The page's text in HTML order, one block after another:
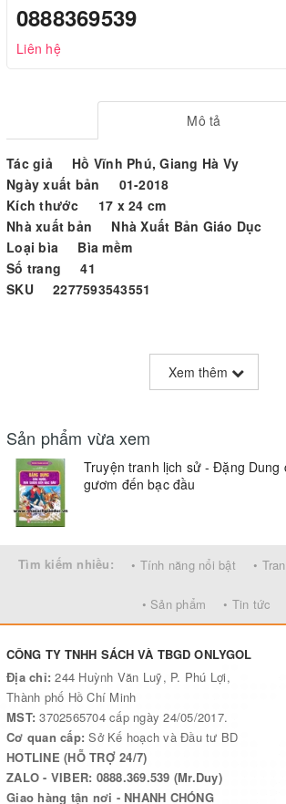
0888369539
Liên hệ
Mô tả
Tác giả Hồ Vĩnh Phú, Giang Hà Vy
Ngày xuất bản 01-2018
Kích thước 17 x 24 cm
Nhà xuất bản Nhà Xuất Bản Giáo Dục
Loại bìa Bìa mềm
Số trang 41
SKU 2277593543551
Trên tay các em là những cuốn truyện tranh
cuộc thi Biên soạn Truyện tranh lịch sử theo
Bộ truyện tranh này tái hiện lịch sử dân tộc từ
đến cuối thế kỷ XX. Những sự kiện, địa danh
biểu qua các thời ký lịch sử đuợc minh hoạ
sinh động, hấp dẫn.
Qua từng câu chuyện, các em sẽ hiểu biết
nuớc và giũ nuớc của dân tộc trong suốt
nhuần những giá trị lịch sử do cha ông dày
sẽ thấu hiểu những nét văn hoá, phẩm chất
hương cùng sự tri ân các anh hùng dân tộc
hữu ích giúp các em tiến bước vững vàng trên
nhập mai sau.
Hy vọng những cuốn truyện tranh lịch sử này
ấn tượng tốt đẹp cho các em.
Xem thêm
Sản phẩm vừa xem
Truyện tranh lịch sử - Đặng Dung
gươm đến bạc đầu
Tìm kiếm nhiều: • Tính năng nổi bật •
• Sản phẩm • Tin tức
CÔNG TY TNHH SÁCH VÀ TBGD ONLYGOL
Địa chỉ:244 Huỳnh Văn Luỹ, P. Phú Lợi,
Thành phố Hồ Chí Minh
MST:3702565704 cấp ngày 24/05/2017.
Cơ quan cấp:Sở Kế hoạch và Đầu tư BD
HOTLINE (HỖ TRỢ 24/7)
ZALO - VIBER: 0888.369.539 (Mr.Duy)
Giao hàng tận nơi - NHANH CHÓNG